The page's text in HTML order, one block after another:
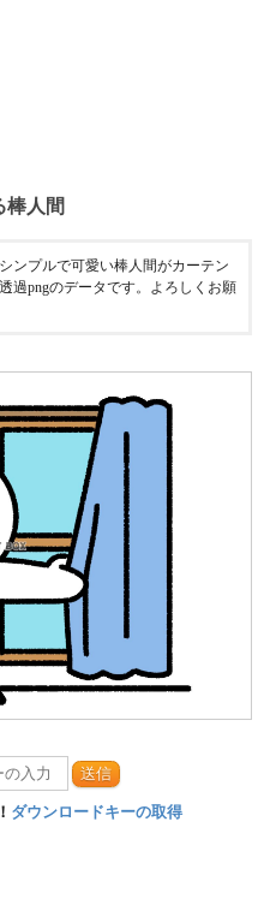
棒人間
ンプルで可愛い棒人間がカーテン
過pngのデータです。よろしくお願
送信
ダウンロードキーの取得